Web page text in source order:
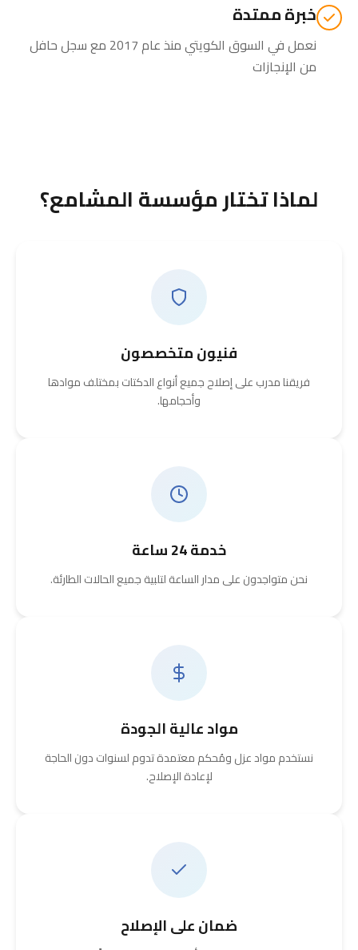
خبرة ممتدة
نعمل في السوق الكويتي منذ عام 2017 مع سجل حافل
من الإنجازات
لماذا تختار مؤسسة المشامع؟
فنيون متخصصون
فريقنا مدرب على إصلاح جميع أنواع الدكتات بمختلف موادها
وأحجامها.
خدمة 24 ساعة
نحن متواجدون على مدار الساعة لتلبية جميع الحالات الطارئة.
مواد عالية الجودة
نستخدم مواد عزل ومُحكم معتمدة تدوم لسنوات دون الحاجة
لإعادة الإصلاح.
ضمان على الإصلاح